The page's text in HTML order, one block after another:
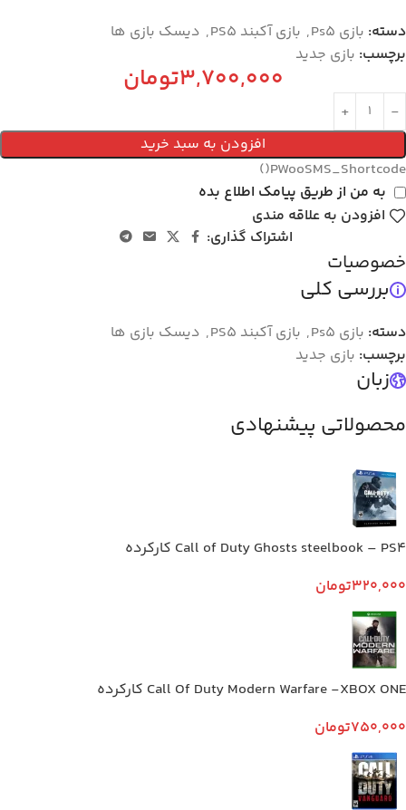
دسته: بازی Ps5 , بازی آکبند PS5 , دیسک بازی ها
برچسب: بازی جدید
3,700,000تومان
افزودن به سبد خرید
PWooSMS_Shortcode()
به من از طریق پیامک اطلاع بده
افزودن به علاقه مندی
اشتراک گذاری:
خصوصیات
بررسی کلی
دسته: بازی Ps5 , بازی آکبند PS5 , دیسک بازی ها
برچسب: بازی جدید
زبان
محصولاتی پیشنهادی
Call of Duty Ghosts steelbook – PS4 کارکرده
320,000تومان
Call Of Duty Modern Warfare -XBOX ONE کارکرده
750,000تومان